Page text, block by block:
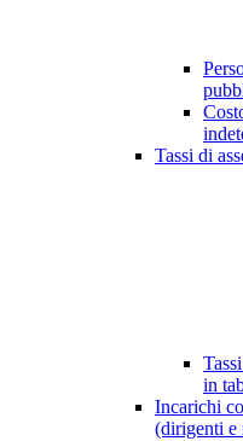
Tassi di
in
Incarichi
(dirigenti e